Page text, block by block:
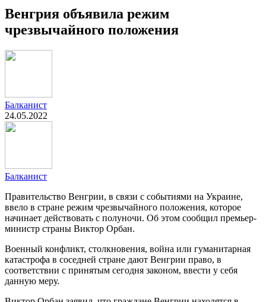
Венгрия объявила режим
чрезвычайного положения
Балканист
24.05.2022
Балканист
Правительство Венгрии, в связи с событиями на Украине,
ввело в стране режим чрезвычайного положения, которое
начинает действовать с полуночи. Об этом сообщил премьер-
министр страны Виктор Орбан.
Военный конфликт, столкновения, война или гуманитарная
катастрофа в соседней стране дают Венгрии право, в
соответствии с принятым сегодня законом, ввести у себя
данную меру.